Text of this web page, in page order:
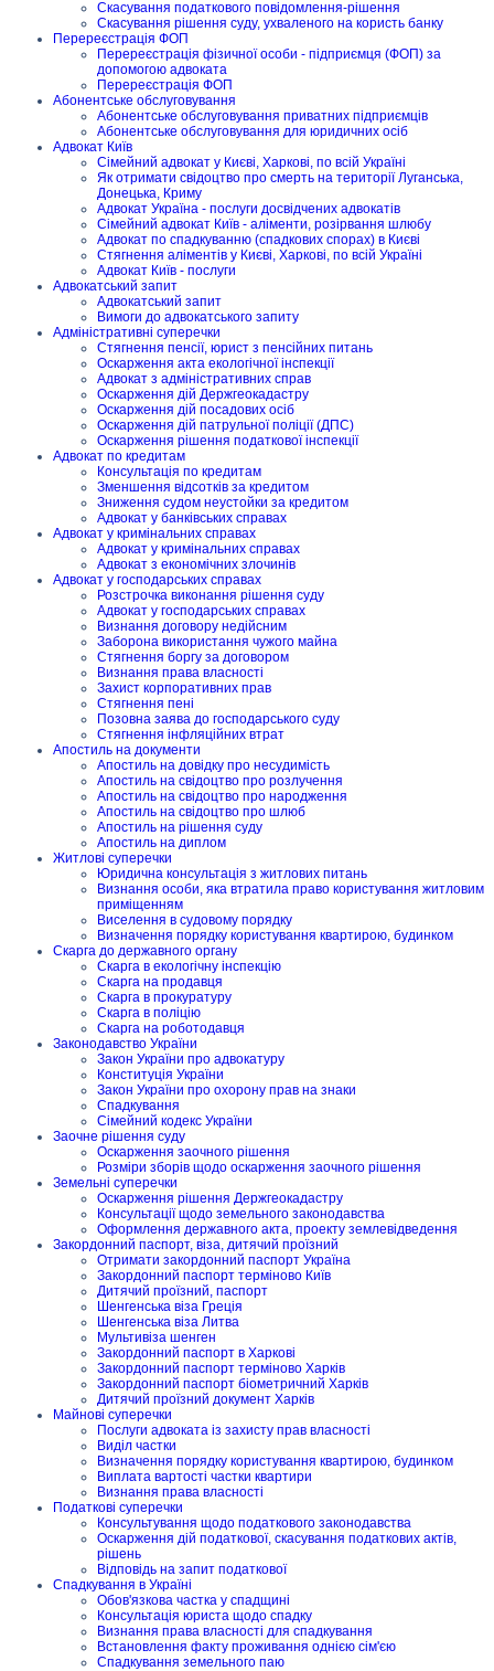
Скасування податкового повідомлення-рішення
Скасування рішення суду, ухваленого на користь банку
Перереєстрація ФОП
Перереєстрація фізичної особи - підприємця (ФОП) за
допомогою адвоката
Перереєстрація ФОП
Абонентське обслуговування
Абонентське обслуговування приватних підприємців
Абонентське обслуговування для юридичних осіб
Адвокат Київ
Сімейний адвокат у Києві, Харкові, по всій Україні
Як отримати свідоцтво про смерть на території Луганська,
Донецька, Криму
Адвокат Україна - послуги досвідчених адвокатів
Сімейний адвокат Київ - аліменти, розірвання шлюбу
Адвокат по спадкуванню (спадкових спорах) в Києві
Стягнення аліментів у Києві, Харкові, по всій Україні
Адвокат Київ - послуги
Адвокатський запит
Адвокатський запит
Вимоги до адвокатського запиту
Адміністративні суперечки
Стягнення пенсії, юрист з пенсійних питань
Оскарження акта екологічної інспекції
Адвокат з адміністративних справ
Оскарження дій Держгеокадастру
Оскарження дій посадових осіб
Оскарження дій патрульної поліції (ДПС)
Оскарження рішення податкової інспекції
Адвокат по кредитам
Консультація по кредитам
Зменшення відсотків за кредитом
Зниження судом неустойки за кредитом
Адвокат у банківських справах
Адвокат у кримінальних справах
Адвокат у кримінальних справах
Адвокат з економічних злочинів
Адвокат у господарських справах
Розстрочка виконання рішення суду
Адвокат у господарських справах
Визнання договору недійсним
Заборона використання чужого майна
Стягнення боргу за договором
Визнання права власності
Захист корпоративних прав
Стягнення пені
Позовна заява до господарського суду
Стягнення інфляційних втрат
Апостиль на документи
Апостиль на довідку про несудимість
Апостиль на свідоцтво про розлучення
Апостиль на свідоцтво про народження
Апостиль на свідоцтво про шлюб
Апостиль на рішення суду
Апостиль на диплом
Житлові суперечки
Юридична консультація з житлових питань
Визнання особи, яка втратила право користування житловим
приміщенням
Виселення в судовому порядку
Визначення порядку користування квартирою, будинком
Скарга до державного органу
Скарга в екологічну інспекцію
Скарга на продавця
Скарга в прокуратуру
Скарга в поліцію
Скарга на роботодавця
Законодавство України
Закон України про адвокатуру
Конституція України
Закон України про охорону прав на знаки
Спадкування
Сімейний кодекс України
Заочне рішення суду
Оскарження заочного рішення
Розміри зборів щодо оскарження заочного рішення
Земельні суперечки
Оскарження рішення Держгеокадастру
Консультації щодо земельного законодавства
Оформлення державного акта, проекту землевідведення
Закордонний паспорт, віза, дитячий проїзний
Отримати закордонний паспорт Україна
Закордонний паспорт терміново Київ
Дитячий проїзний, паспорт
Шенгенська віза Греція
Шенгенська віза Литва
Мультивіза шенген
Закордонний паспорт в Харкові
Закордонний паспорт терміново Харків
Закордонний паспорт біометричний Харків
Дитячий проїзний документ Харків
Майнові суперечки
Послуги адвоката із захисту прав власності
Виділ частки
Визначення порядку користування квартирою, будинком
Виплата вартості частки квартири
Визнання права власності
Податкові суперечки
Консультування щодо податкового законодавства
Оскарження дій податкової, скасування податкових актів,
рішень
Відповідь на запит податкової
Спадкування в Україні
Обов'язкова частка у спадщині
Консультація юриста щодо спадку
Визнання права власності для спадкування
Встановлення факту проживання однією сім'єю
Спадкування земельного паю